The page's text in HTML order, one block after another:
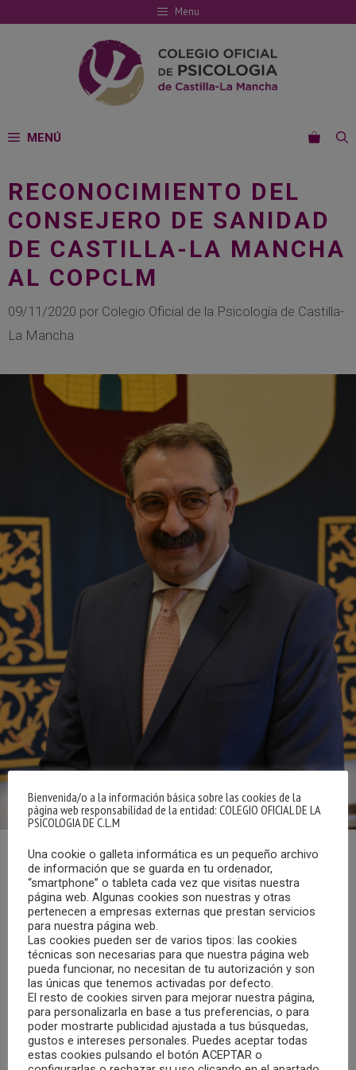
al
Menu
MENÚ
RECONOCIMIENTO DEL
CONSEJERO DE SANIDAD
DE CASTILLA-LA MANCHA
AL COPCLM
09/11/2020 por Colegio Oficial de la Psicología de Castilla-
La Mancha
El pasado 6 de noviembre, el Consejero de Sanidad del
Gobierno de Castilla-La Mancha, Jesús Fernández Sanz,
enviaba un correo electrónico al Colegio Oficial de la
Psicología de Castilla-La Mancha, agradeciendo el trabajo
de esta institución colegial por la confección del Plan de
Formación 2020-2021
El texto del mensaje es el que reproducimos a
continuación.
Estimado/a compañero/a:
Bienvenida/o a la información básica sobre las cookies de la
página web responsabilidad de la entidad: COLEGIO OFICIAL DE LA
PSICOLOGIA DE C.L.M
Una cookie o galleta informática es un pequeño archivo
de información que se guarda en tu ordenador,
“smartphone” o tableta cada vez que visitas nuestra
página web. Algunas cookies son nuestras y otras
pertenecen a empresas externas que prestan servicios
para nuestra página web.
Las cookies pueden ser de varios tipos: las cookies
técnicas son necesarias para que nuestra página web
pueda funcionar, no necesitan de tu autorización y son
las únicas que tenemos activadas por defecto.
El resto de cookies sirven para mejorar nuestra página,
para personalizarla en base a tus preferencias, o para
poder mostrarte publicidad ajustada a tus búsquedas,
gustos e intereses personales. Puedes aceptar todas
estas cookies pulsando el botón ACEPTAR o